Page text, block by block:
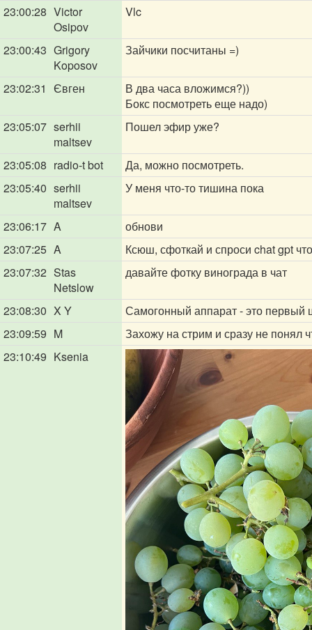
23:00:28 Victor
Osipov
Vlc
23:00:43 Grigory
Koposov
Зайчики посчитаны =)
23:02:31 Євген
В два часа вложимся?))
Бокс посмотреть еще надо)
23:05:07 serhii
maltsev
Пошел эфир уже?
23:05:08 radio-t bot
Да, можно посмотреть.
23:05:40 serhii
maltsev
У меня что-то тишина пока
23:06:17 A
обнови
23:07:25 A
Ксюш, сфоткай и спроси chat gpt
23:07:32 Stas
Netslow
давайте фотку винограда в чат
23:08:30 X Y
Самогонный аппарат - это первый
23:09:59 ㅤM ㅤ
Захожу на стрим и сразу не понял
23:10:49 Ksenia